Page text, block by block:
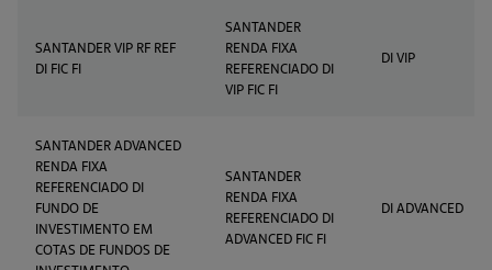
SANTANDER VIP RF REF
DI FIC FI
SANTANDER
RENDA FIXA
REFERENCIADO DI
VIP FIC FI
DI VIP
SANTANDER ADVANCED
RENDA FIXA
REFERENCIADO DI
FUNDO DE
INVESTIMENTO EM
COTAS DE FUNDOS DE
SANTANDER
RENDA FIXA
REFERENCIADO DI
ADVANCED FIC FI
DI ADVANCED